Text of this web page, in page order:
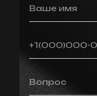
Ваше имя
+1(000)000-
Вопрос